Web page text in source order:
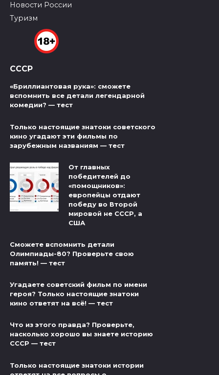
Новости России
Туризм
СССР
«Бриллиантовая рука»: сможете
вспомнить все детали легендарной
комедии? — тест
Только настоящие знатоки советского
кино угадают эти фильмы по
зарубежным названиям — тест
От главных
победителей до
«помощников»:
европейцы отдают
победу во Второй
мировой не СССР, а
США
Сможете вспомнить детали
Олимпиады-80? Проверьте свою
память! — тест
Угадаете советский фильм по имени
героя? Только настоящие знатоки
кино ответят на всё! — тест
Что из этого правда? Проверьте,
насколько хорошо вы знаете историю
СССР — тест
Только настоящие знатоки истории